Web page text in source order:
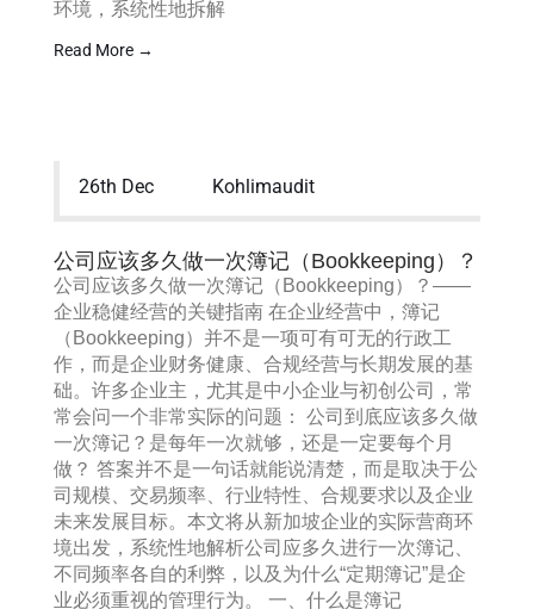
环境，系统性地拆解
Read More →
26th Dec Kohlimaudit
公司应该多久做一次簿记（Bookkeeping）？
公司应该多久做一次簿记（Bookkeeping）？——
企业稳健经营的关键指南 在企业经营中，簿记
（Bookkeeping）并不是一项可有可无的行政工
作，而是企业财务健康、合规经营与长期发展的基
础。许多企业主，尤其是中小企业与初创公司，常
常会问一个非常实际的问题： 公司到底应该多久做
一次簿记？是每年一次就够，还是一定要每个月
做？ 答案并不是一句话就能说清楚，而是取决于公
司规模、交易频率、行业特性、合规要求以及企业
未来发展目标。本文将从新加坡企业的实际营商环
境出发，系统性地解析公司应多久进行一次簿记、
不同频率各自的利弊，以及为什么“定期簿记”是企
业必须重视的管理行为。 一、什么是簿记